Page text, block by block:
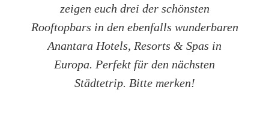
zeigen euch drei der schönsten
Rooftopbars in den ebenfalls wunderbaren
Anantara Hotels, Resorts & Spas in
Europa. Perfekt für den nächsten
Städtetrip. Bitte merken!